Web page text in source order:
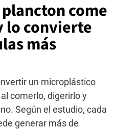
come
lo convierte
más
un microplástico
comerlo, digerirlo y
Según el estudio, cada
generar más de